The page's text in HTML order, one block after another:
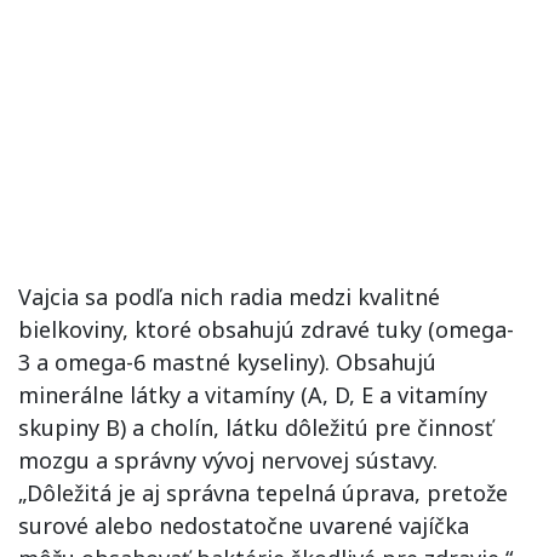
Vajcia sa podľa nich radia medzi kvalitné
bielkoviny, ktoré obsahujú zdravé tuky (omega-
3 a omega-6 mastné kyseliny). Obsahujú
minerálne látky a vitamíny (A, D, E a vitamíny
skupiny B) a cholín, látku dôležitú pre činnosť
mozgu a správny vývoj nervovej sústavy.
„Dôležitá je aj správna tepelná úprava, pretože
surové alebo nedostatočne uvarené vajíčka